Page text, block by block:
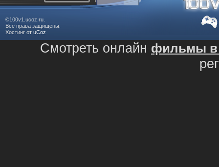
©100v1.ucoz.ru.
Все права защищены.
Хостинг от uCoz
Смотреть онлайн фильмы в